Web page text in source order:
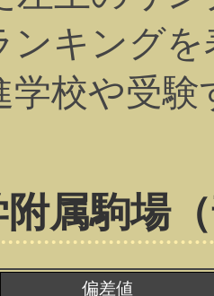
ンキング
学校や受
属駒場
偏差値